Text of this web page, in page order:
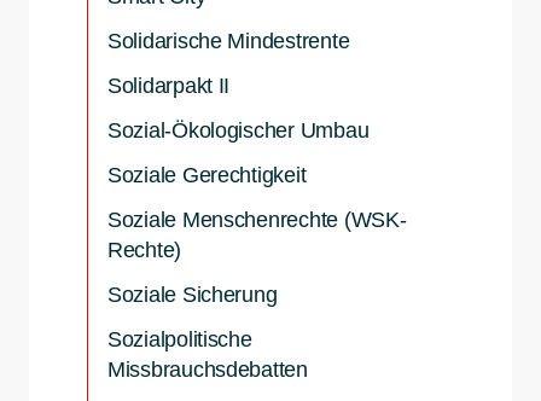
Solidarische Mindestrente
Solidarpakt II
Sozial-Ökologischer Umbau
Soziale Gerechtigkeit
Soziale Menschenrechte (WSK-
Rechte)
Soziale Sicherung
Sozialpolitische
Missbrauchsdebatten